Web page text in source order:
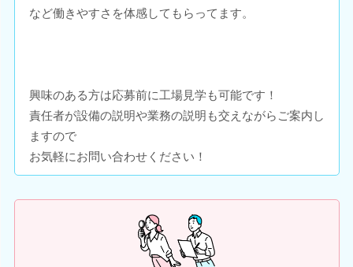
など働きやすさを体感してもらってます。
興味のある方は応募前に工場見学も可能です！
責任者が設備の説明や業務の説明も交えながらご案内し
ますので
お気軽にお問い合わせください！